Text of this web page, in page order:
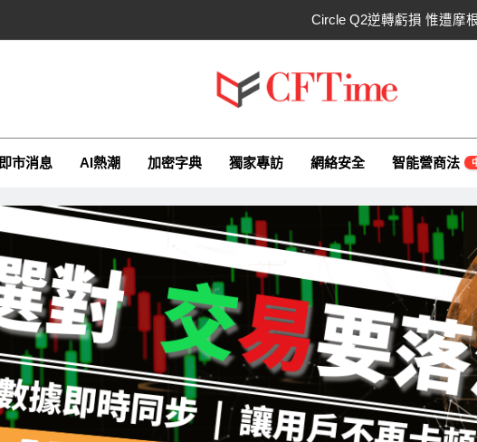
Circle Q2逆轉虧損 惟遭摩
比特幣失守關鍵阻力帶！50日SMA及斐
CLARITY法案道德條款談判陷僵局
CLARITY法案60票門檻仍差關鍵缺口！民主
Cftime.io
CFTime與你一同探索有關AI（ChatGPT）、區塊鏈、NFT、加密貨幣、
即市消息 AI熱潮 加密字典 獨家專訪 網絡安全 智能營商法